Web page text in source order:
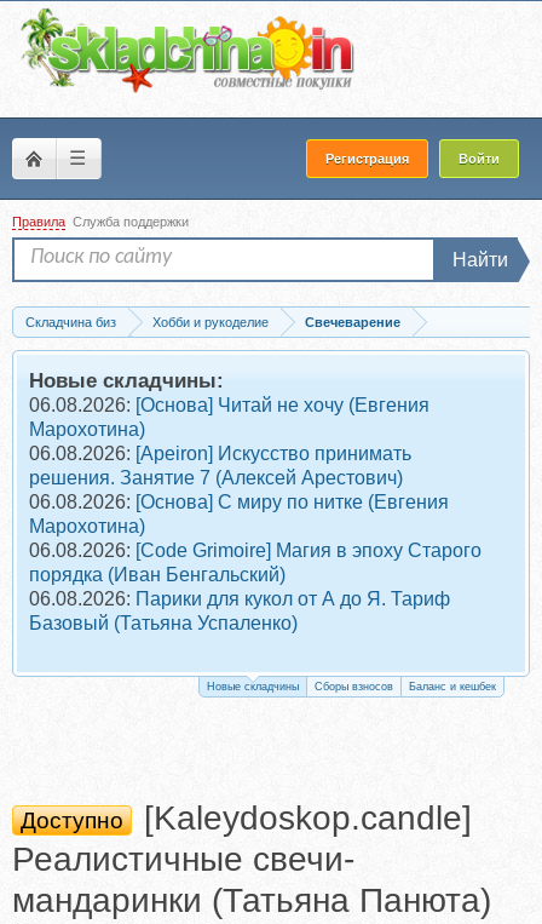
☰ Регистрация Войти
Правила Служба поддержки
Найти
Складчина биз Хобби и рукоделие
Свечеварение
Скачать [Kaleydoskop.candle] Реалистичные свечи-мандаринки (Татьяна Панюта)
Новые складчины:
06.08.2026: [Основа] Читай не хочу (Евгения
Марохотина)
06.08.2026: [Apeiron] Искусство принимать
решения. Занятие 7 (Алексей Арестович)
06.08.2026: [Основа] С миру по нитке (Евгения
Марохотина)
06.08.2026: [Code Grimoire] Магия в эпоху Старого
порядка (Иван Бенгальский)
06.08.2026: Парики для кукол от А до Я. Тариф
Базовый (Татьяна Успаленко)
Новые складчины Сборы взносов Баланс и кешбек
Доступно
[Kaleydoskop.candle]
Реалистичные свечи-
мандаринки (Татьяна Панюта)